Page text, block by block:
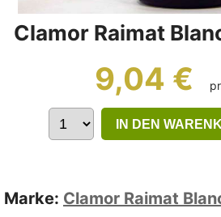
Clamor Raimat
9,04 €
IN DEN
Marke: Clamor Raimat